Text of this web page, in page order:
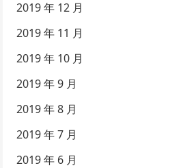
2019 年 12 月
2019 年 11 月
2019 年 10 月
2019 年 9 月
2019 年 8 月
2019 年 7 月
2019 年 6 月